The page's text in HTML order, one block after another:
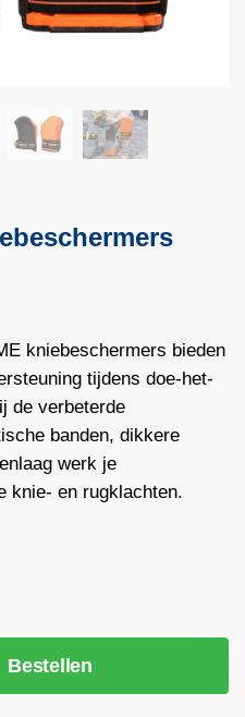
kniebeschermers bieden
tijdens doe-het-
de verbeterde
banden, dikkere
werk je
knie- en rugklachten.
Bestellen